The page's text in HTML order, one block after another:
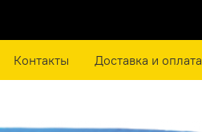
Контакты Доставка и оплата